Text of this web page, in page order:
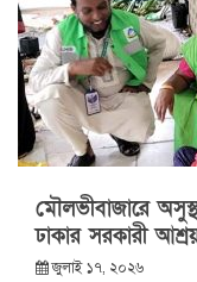
মৌলভীবাজারে
ঢাকার সরকারী
জুলাই ১৭, ২০২৬